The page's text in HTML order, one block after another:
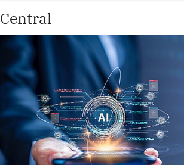
Central